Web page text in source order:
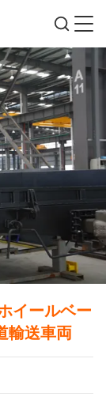
イールベー
輸送車両